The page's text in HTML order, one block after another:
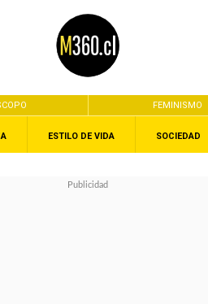
FEMINISMO
ESTILO DE VIDA SOCIEDAD